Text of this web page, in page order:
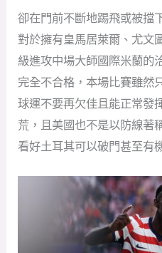
卻在門前不斷地踢飛或被擋
對於擁有皇馬居萊爾、尤文
級進攻中場大師國際米蘭的
完全不合格，本場比賽雖然
球運不要再欠佳且能正常發
荒，且美國也不是以防線著
看好土耳其可以破門甚至有